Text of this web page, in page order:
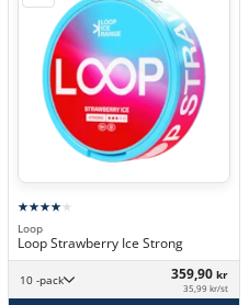
Loop
Loop Strawberry Ice Strong
10 -pack 359,90 kr
35,99 kr/st